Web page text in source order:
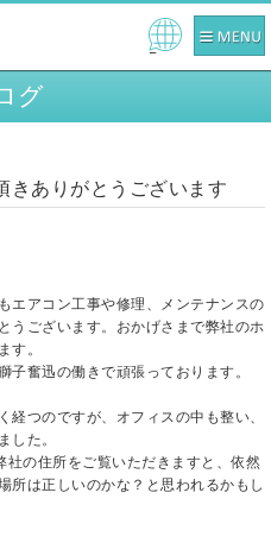
Pow
グ
きありがとうございます
エアコン工事や修理、メンテナンスの
うございます。おかげさまで弊社のホ
す。
子奮迅の働きで頑張っております。
つのですが、オフィスの中も整い、
した。
の住所をご覧いただきますと、依然
所は正しいのかな？と思われるかもし